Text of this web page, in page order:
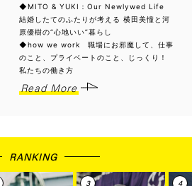
◆MITO & YUKI：Our Newlywed Life
結婚したてのふたりが考える 横田美憧と河
原優樹の“心地いい”暮らし
◆how we work 職場にお邪魔して、仕事
のこと、プライベートのこと、じっくり！
私たちの働き方
Read More
RANKING